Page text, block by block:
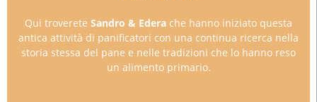
Qui troverete Sandro & Edera che hanno iniziato questa
antica attività di panificatori con una continua ricerca nella
storia stessa del pane e nelle tradizioni che lo hanno reso
un alimento primario.